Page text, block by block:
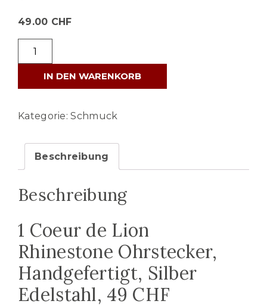
49.00 CHF
Coeur
de
Ohrstecker
0228/21-
1817
Silber)
IN DEN WARENKORB
Kategorie:Schmuck
Beschreibung
Beschreibung
1 Coeur de Lion
Rhinestone Ohrstecker,
Handgefertigt, Silber
Edelstahl, 49 CHF